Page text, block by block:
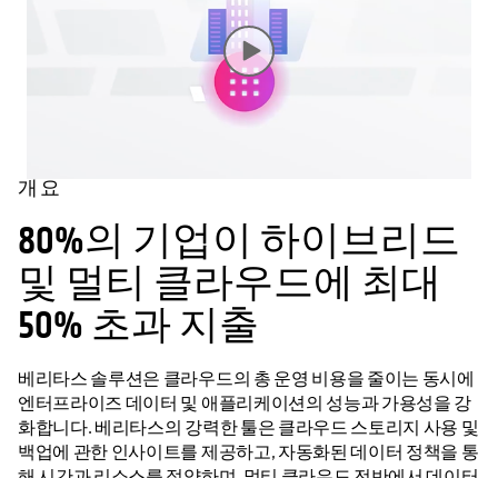
개요
80%의 기업이 하이브리드
및 멀티 클라우드에 최대
50% 초과 지출
베리타스 솔루션은 클라우드의 총 운영 비용을 줄이는 동시에
엔터프라이즈 데이터 및 애플리케이션의 성능과 가용성을 강
화합니다. 베리타스의 강력한 툴은 클라우드 스토리지 사용 및
백업에 관한 인사이트를 제공하고, 자동화된 데이터 정책을 통